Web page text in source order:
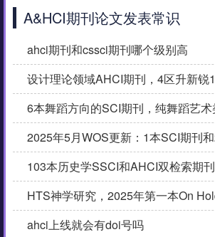
A&HCI期刊论文发表常识
ahci期刊和cssci期刊哪个级别高
设计理论领域AHCI期刊，4区升新锐
103本历史学SSCI和AHCI双检索期
ahci上线就会有doi号吗